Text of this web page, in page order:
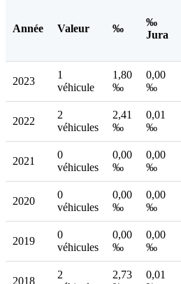
Année Valeur ‰
‰
Jura
2023
1
véhicule
1,80
‰
0,00
‰
2022
2
véhicules
2,41
‰
0,01
‰
2021
0
véhicules
0,00
‰
0,00
‰
2020
0
véhicules
0,00
‰
0,00
‰
2019
0
véhicules
0,00
‰
0,00
‰
2018
2
2,73
0,01